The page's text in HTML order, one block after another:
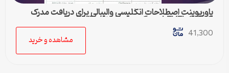
پاورپوینت اصطلاحات انگلیسی والیبالی برای دریافت مدرک
LEVEL 1 , 2 , 3 مربیگری بین المللی FIVB
41,300
مشاهده و خرید